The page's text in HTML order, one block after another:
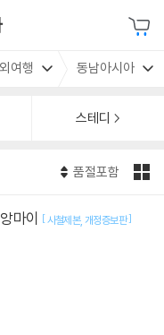
여행 동남아시아
스테디
품절포함
마이 [사철제본 개정증보판]